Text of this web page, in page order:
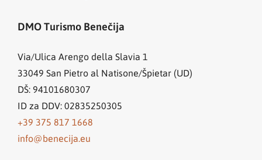
DMO Turismo Benečija
Via/Ulica Arengo della Slavia 1
33049 San Pietro al Natisone/Špietar (UD)
DŠ: 94101680307
ID za DDV: 02835250305
+39 375 817 1668
info@benecija.eu